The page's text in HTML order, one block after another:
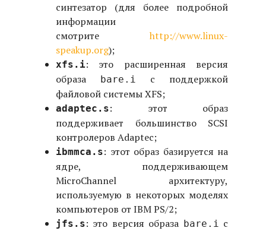
синтезатор (для более подробной
информации
смотрите http://www.linux-
speakup.org);
xfs.i: это расширенная версия
образа
bare.i
с поддержкой
файловой системы XFS;
adaptec.s: этот образ
поддерживает большинство SCSI
контролеров Adaptec;
ibmmca.s: этот образ базируется на
ядре, поддерживающем
MicroChannel архитектуру,
используемую в некоторых моделях
компьютеров от IBM PS/2;
jfs.s: это версия образа bare.i с